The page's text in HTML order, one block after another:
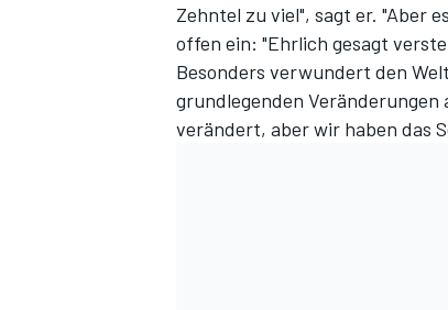
Zehntel zu viel", sagt er. "Aber
offen ein: "Ehrlich gesagt
Besonders verwundert den
grundlegenden Veränderungen
verändert, aber wir haben das